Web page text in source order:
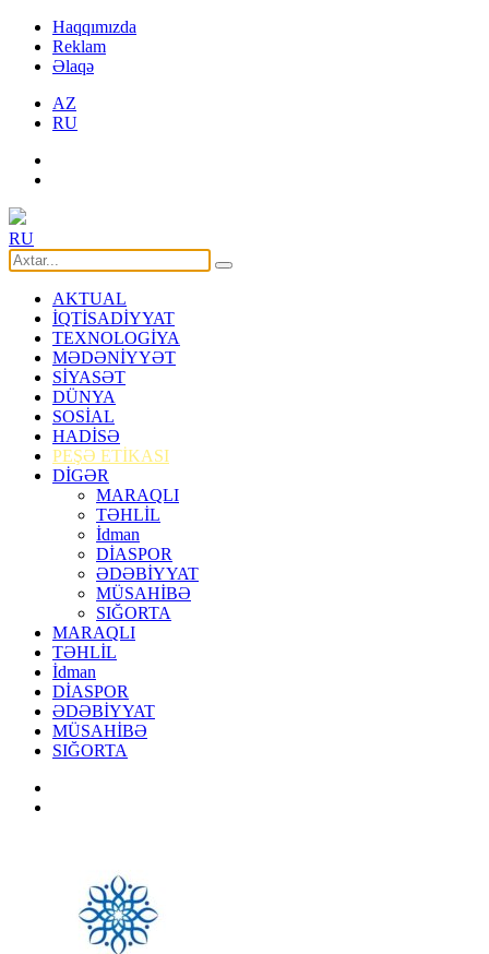
Haqqımızda
Reklam
Əlaqə
AZ
RU
RU
AKTUAL
İQTİSADİYYAT
TEXNOLOGİYA
MƏDƏNİYYƏT
SİYASƏT
DÜNYA
SOSİAL
HADİSƏ
PEŞƏ ETİKASI
DİGƏR
MARAQLI
TƏHLİL
İdman
DİASPOR
ƏDƏBİYYAT
MÜSAHİBƏ
SIĞORTA
MARAQLI
TƏHLİL
İdman
DİASPOR
ƏDƏBİYYAT
MÜSAHİBƏ
SIĞORTA